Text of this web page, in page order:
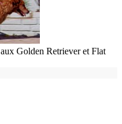
Golden Retriever et Flat